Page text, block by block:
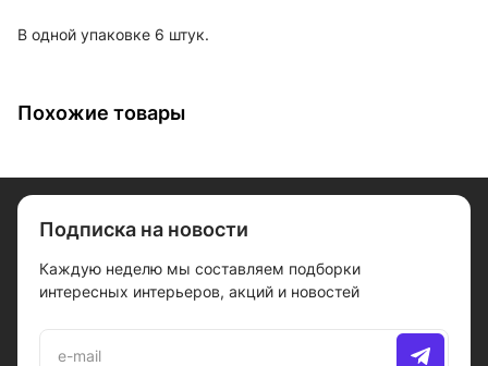
В одной упаковке 6 штук.
Похожие товары
Подписка на новости
Каждую неделю мы составляем подборки
интересных интерьеров, акций и новостей